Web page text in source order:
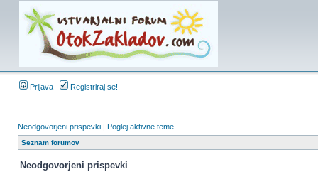
Prijava Registriraj se!
Neodgovorjeni prispevki | Poglej aktivne teme
Seznam forumov
Neodgovorjeni prispevki